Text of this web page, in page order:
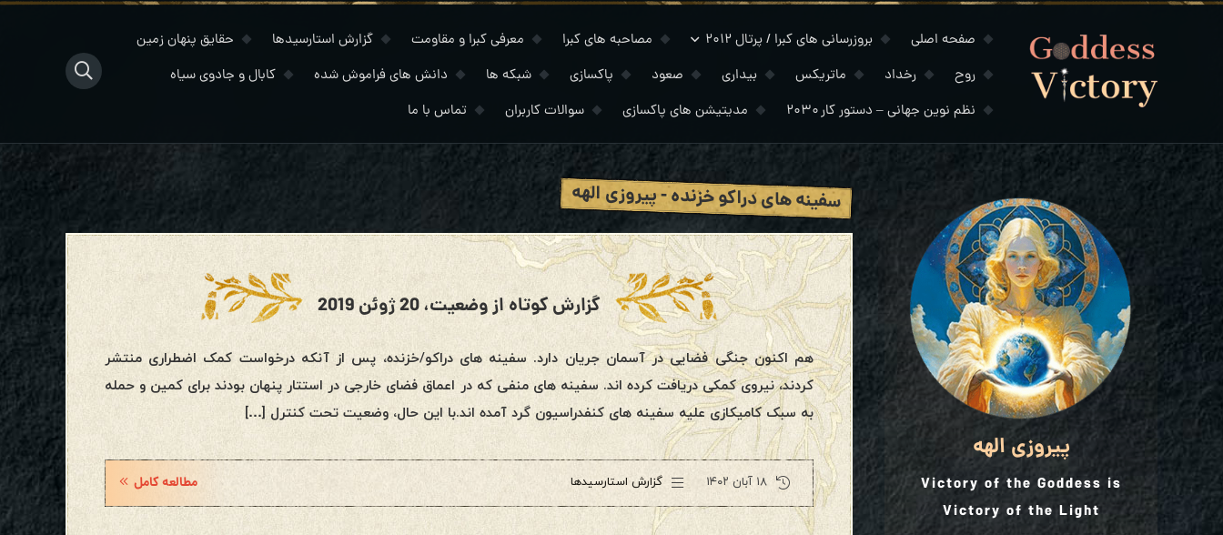
صفحه اصلی بروزرسانی های کبرا / پرتال ۲۰۱۲ مصاحبه های کبرا معرفی کبرا و مقاومت گزارش استارسیدها
حقایق پنهان زمین
روح
رخداد ماتریکس بیداری صعود پاکسازی شبکه ها دانش های فراموش شده
کابال و جادوی سیاه
نظم نوین جهانی – دستور کار ۲۰۳۰
مدیتیشن های پاکسازی سوالات کاربران تماس با ما
سفینه های دراکو خزنده - پیروزی الهه
گزارش کوتاه از وضعیت، 20 ژوئن 2019
هم اکنون جنگی فضایی در آسمان جریان دارد. سفینه های دراکو/خزنده، پس از آنکه درخواست کمک اضطراری منتشر
کردند، نیروی کمکی دریافت کرده اند. سفینه های منفی که در اعماق فضای خارجی در استتار پنهان بودند برای کمین و حمله
به سبک کامیکازی علیه سفینه های کنفدراسیون گرد آمده اند.با این حال، وضعیت تحت کنترل […]
۱۸ آبان ۱۴۰۲ گزارش استارسیدها مطالعه کامل
پیروزی الهه
Victory of the Goddess is
Victory of the Light